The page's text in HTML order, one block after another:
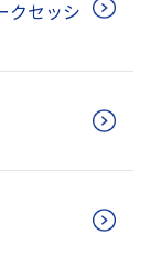
クセッシ